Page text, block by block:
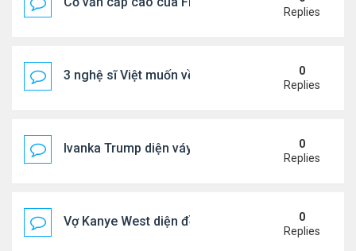
Replies
3 nghệ sĩ Việt muốn về VN nhưng số phận an bài
0
Replies
Ivanka Trump diện váy hở eo táo bạo, khoe vòng
0
Replies
Vợ Kanye West diện đồ xẻ bạo, dự tiệc ở đảo Ibiza
0
Replies